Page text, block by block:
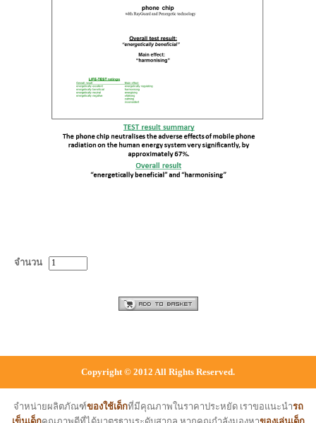
จำนวน
Copyright © 2012 All Rights Reserved.
จำหน่ายผลิตภัณฑ์ของใช้เด็กที่มีคุณภาพในราคาประหยัด เราขอแนะนำรถ